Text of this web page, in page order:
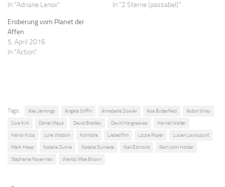
In "Adriane Lenox"
In "2 Sterne (passabel)"
Eroberung vom Planet der
Affen
5. April 2016
In "Action"
Tags: Alex Jennings Angela Griffin Annabelle Dowler Asa Butterfield Aston Wray
Cora Kirk Daniel Mays David Bradley David Hargreaves Harriet Walter
Harris Kiiza June Watson Komödie Liebesfilm Lizzie Roper Lucien Laviscount
Mark Heap Natalie Dunne Natalie Gumede Neil Edmond Ram John Holder
Stephanie Fayerman Wendy Mae Brown